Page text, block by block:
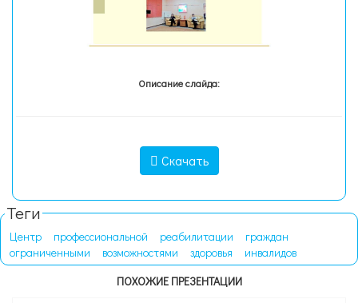
Описание слайда:
Скачать
Теги
Центр профессиональной реабилитации
граждан
ограниченными
возможностями здоровья
инвалидов
ПОХОЖИЕ ПРЕЗЕНТАЦИИ